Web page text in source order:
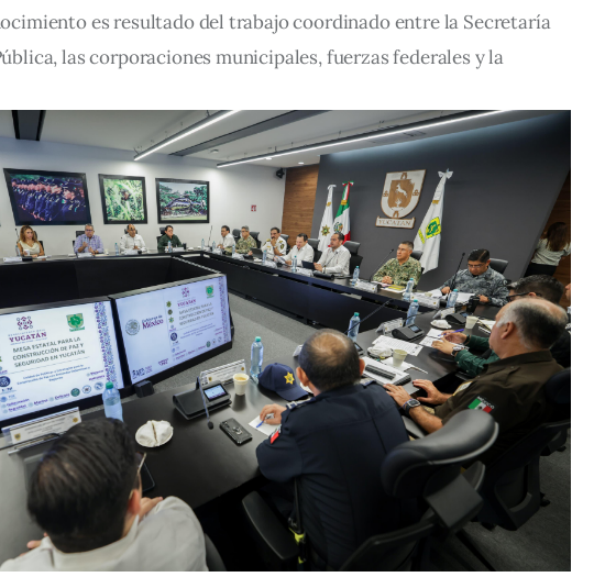
es resultado del trabajo coordinado entre la Secretaría
las corporaciones municipales, fuerzas federales y la